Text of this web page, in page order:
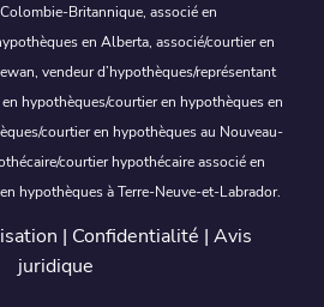
Britannique, associé en
en Alberta, associé/courtier en
vendeur d’hypothèques/représentant
hypothèques/courtier en hypothèques en
courtier en hypothèques au Nouveau-
courtier hypothécaire associé en
hypothèques à Terre-Neuve-et-Labrador.
| Confidentialité | Avis
juridique